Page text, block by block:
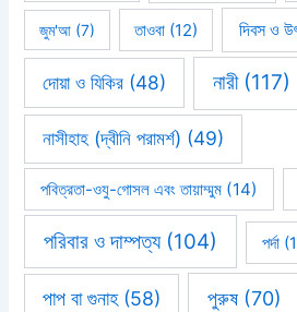
জুম'আ (7) তাওবা (12) দিবস ও
দোয়া ও যিকির (48) নারী(117)
নাসীহাহ (দ্বীনি পরামর্শ) (49)
পবিত্রতা-ওযু-গোসল এবং তায়াম্মুম (14)
পরিবার ও দাম্পত্য(104) পর্দা
পাপ বা গুনাহ(58) পুরুষ(70)